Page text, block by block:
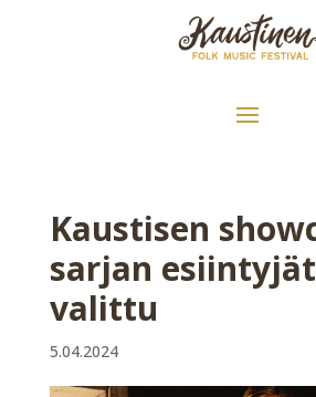
Kaustisen
sarjan
valittu
5.04.2024